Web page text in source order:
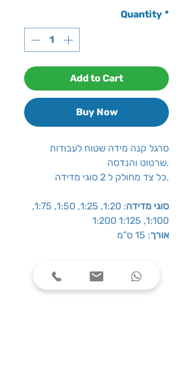
Quantity *
Add to Cart
Buy Now
סרגל קנה מידה שטוח לעבודות
שרטוט והנדסה.
כל צד מחולק ל 2 סוגי מדידה.
סוגי מדידה
: 1:20, 1:25, 1:50, 1:75,
1:100, 1:125 1:200
אורך: 15 ס”מ